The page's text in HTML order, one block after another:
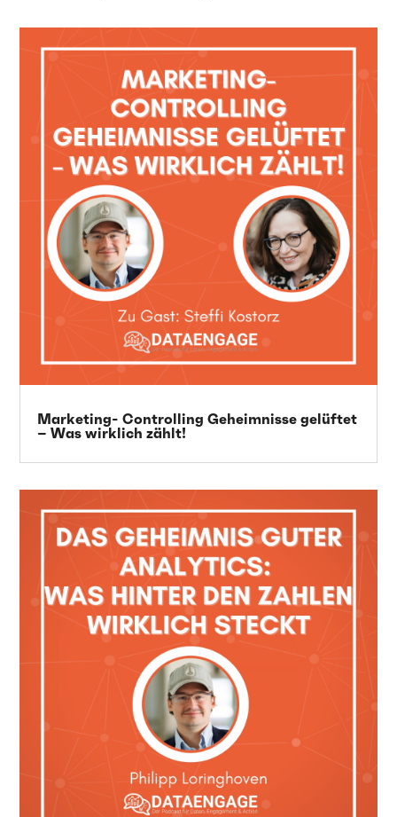
Marketing- Controlling Geheimnisse gelüftet
– Was wirklich zählt!